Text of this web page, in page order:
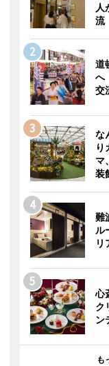
人
流
道
へ
交
な
マ
装
難
ル
リ
心
ク
ン
も